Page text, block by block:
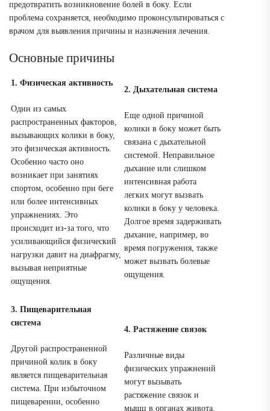
предотвратить возникновение болей в боку. Если
проблема сохраняется, необходимо проконсультироваться с
врачом для выявления причины и назначения лечения.
Основные причины
1. Физическая активность
Один из самых
распространенных факторов,
вызывающих колики в боку,
это физическая активность.
Особенно часто оно
возникает при занятиях
спортом, особенно при беге
или более интенсивных
упражнениях. Это
происходит из-за того, что
усиливающийся физический
нагрузки давит на диафрагму,
вызывая неприятные
ощущения.
2. Дыхательная система
Еще одной причиной
колики в боку может быть
связана с дыхательной
системой. Неправильное
дыхание или слишком
интенсивная работа
легких могут вызвать
колики в боку у человека.
Долгое время задерживать
дыхание, например, во
время погружения, также
может вызвать болевые
ощущения.
3. Пищеварительная
система
Другой распространенной
причиной колик в боку
является пищеварительная
система. При избыточном
пищеварении, особенно
4. Растяжение связок
Различные виды
физических упражнений
могут вызывать
растяжение связок и
мышц в органах живота,